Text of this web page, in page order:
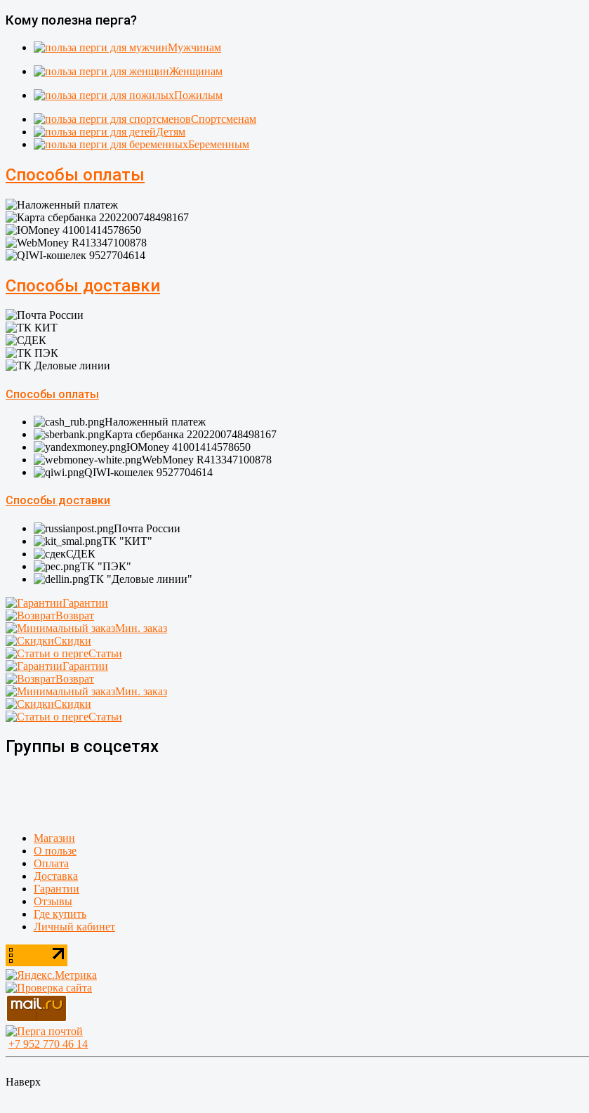
Кому полезна перга?
Мужчинам
Женщинам
Пожилым
Спортсменам
Детям
Беременным
Способы оплаты
Способы доставки
Способы оплаты
Наложенный платеж
Карта сбербанка 2202200748498167
ЮMoney 41001414578650
WebMoney R413347100878
QIWI-кошелек 9527704614
Способы доставки
Почта России
ТК "КИТ"
СДЕК
ТК "ПЭК"
ТК "Деловые линии"
Гарантии
Возврат
Мин. заказ
Скидки
Статьи
Гарантии
Возврат
Мин. заказ
Скидки
Статьи
Группы в соцсетях
Магазин
О пользе
Оплата
Доставка
Гарантии
Отзывы
Где купить
Личный кабинет
+7 952 770 46 14
Наверх